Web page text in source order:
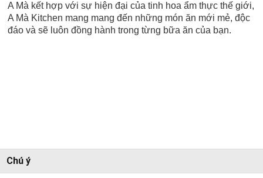
A Mà kết hợp với sự hiện đại của tinh hoa ẩm thực thế giới,
A Mà Kitchen mang mang đến những món ăn mới mẻ, độc
đáo và sẽ luôn đồng hành trong từng bữa ăn của bạn.
Chú ý